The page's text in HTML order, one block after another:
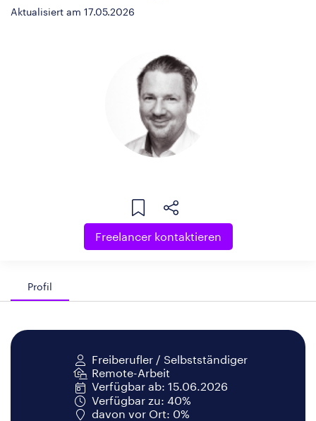
Aktualisiert am 17.05.2026
Freelancer kontaktieren
Profil
Freiberufler / Selbstständiger
Remote-Arbeit
Verfügbar ab: 15.06.2026
Verfügbar zu: 40%
davon vor Ort: 0%